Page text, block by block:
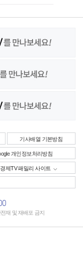
기사배열 기본방침
개인정보처리방침
제TV 패밀리 사이트
재 및 재배포 금지